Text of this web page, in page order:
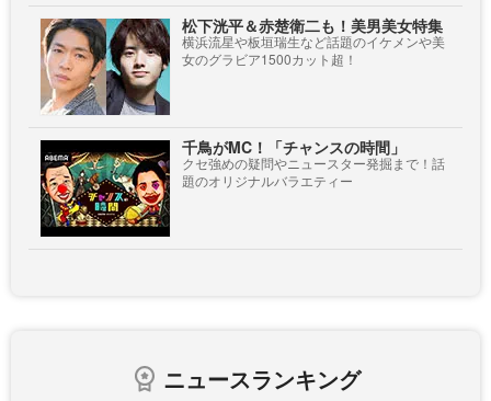
松下洸平＆赤楚衛二も！美男美女特集
横浜流星や板垣瑞生など話題のイケメンや美
女のグラビア1500カット超！
千鳥がMC！「チャンスの時間」
クセ強めの疑問やニュースター発掘まで！話
題のオリジナルバラエティー
ニュースランキング